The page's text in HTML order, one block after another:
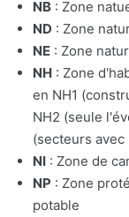
NB : Zone
ND : Zone
NE : Zone
NH : Zone
en NH1
NH2 (seule
(secteurs
NI : Zone de
NP : Zone
potable